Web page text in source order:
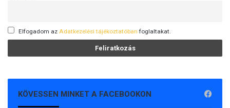
Elfogadom az Adatkezelési tájékoztatóban foglaltakat.
KÖVESSEN MINKET A FACEBOOKON